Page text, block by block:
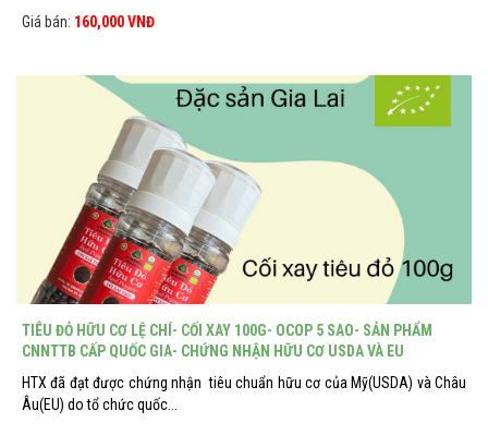
Giá bán: 160,000 VNĐ
TIÊU ĐỎ HỮU CƠ LỆ CHÍ- CỐI XAY 100G- OCOP 5 SAO- SẢN PHẨM
CNNTTB CẤP QUỐC GIA- CHỨNG NHẬN HỮU CƠ USDA VÀ EU
HTX đã đạt được chứng nhận tiêu chuẩn hữu cơ của Mỹ(USDA) và Châu
Âu(EU) do tổ chức quốc...